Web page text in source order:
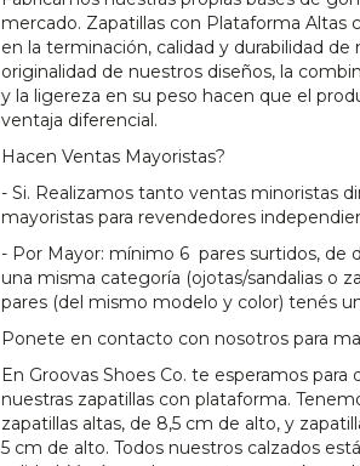
mercado. Zapatillas con Plataforma Altas
en la terminación, calidad y durabilidad
originalidad de nuestros diseños, la
y la ligereza en su peso hacen que el
ventaja diferencial.
Hacen Ventas Mayoristas?
- Si. Realizamos tanto ventas minoristas
mayoristas para revendedores
- Por Mayor: mínimo 6 pares surtidos, de
una misma categoría (ojotas/sandalias o
pares (del mismo modelo y color) tenés
Ponete en contacto con nosotros para
En Groovas Shoes Co. te esperamos
nuestras zapatillas con plataforma.
zapatillas altas, de 8,5 cm de alto, y
5 cm de alto. Todos nuestros calzados